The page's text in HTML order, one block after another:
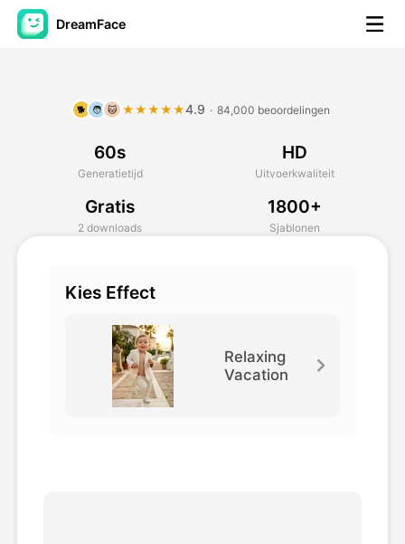
DreamFace
Avatar Video
AI Video
Foto van AI
🐕 🧑 🐱 ★★★★★4.9 · 84,000 beoordelingen
60s
Generatietijd
HD
Uitvoerkwaliteit
Gratis
2 downloads
1800+
Sjablonen
Kies Effect
Relaxing
Vacation